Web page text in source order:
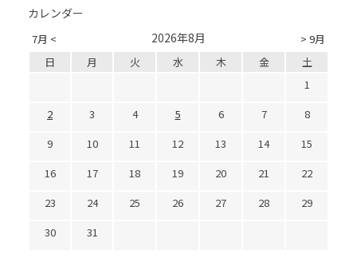
カレンダー
7月 < > 9月
2026年8月
日 月 火 水 木 金
土
1
2
3 4 5 6 7
8
9
10 11 12 13 14
15
16
17 18 19 20 21
22
23
24 25 26 27 28
29
30
31